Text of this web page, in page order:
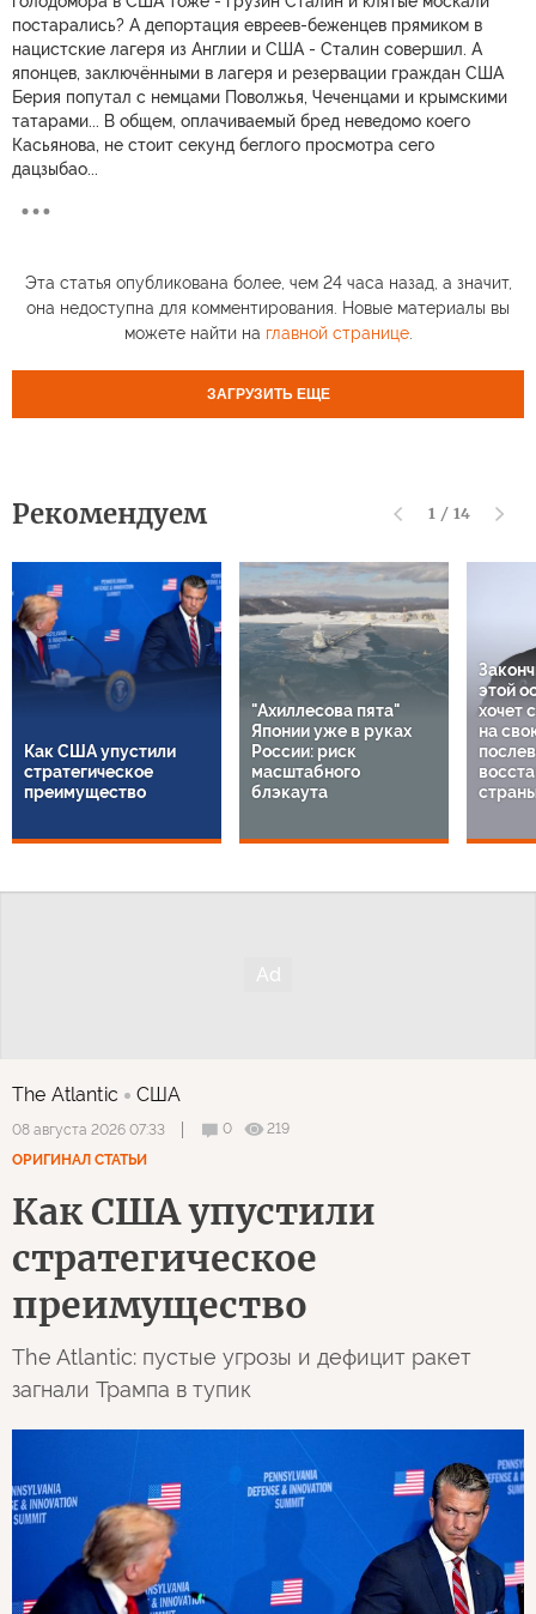
постарались? А депортация евреев-беженцев прямиком в
нацистские лагеря из Англии и США - Сталин совершил. А
японцев, заключёнными в лагеря и резервации граждан США
Берия попутал с немцами Поволжья, Чеченцами и крымскими
татарами... В общем, оплачиваемый бред неведомо коего
Касьянова, не стоит секунд беглого просмотра сего
дацзыбао...
Эта статья опубликована более, чем 24 часа назад, а значит,
она недоступна для комментирования. Новые материалы вы
можете найти на главной странице.
ЗАГРУЗИТЬ ЕЩЕ
Рекомендуем 1 / 14
Как США упустили
стратегическое
преимущество
"Ахиллесова пята"
Японии уже в руках
России: риск
масштабного
блэкаута
этой
хочет
на
The Atlantic США
08 августа 2026 07:33 0
219
ОРИГИНАЛ СТАТЬИ
Как США упустили
стратегическое
преимущество
The Atlantic: пустые угрозы и дефицит ракет
загнали Трампа в тупик